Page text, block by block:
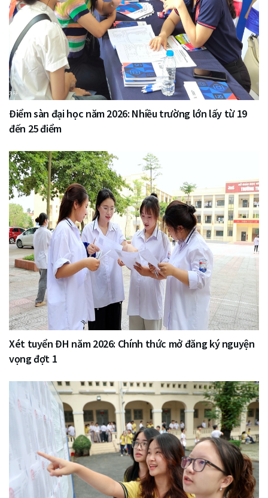
Điểm sàn đại học năm 2026: Nhiều trường lớn lấy từ 19
đến 25 điểm
Xét tuyển ĐH năm 2026: Chính thức mở đăng ký nguyện
vọng đợt 1